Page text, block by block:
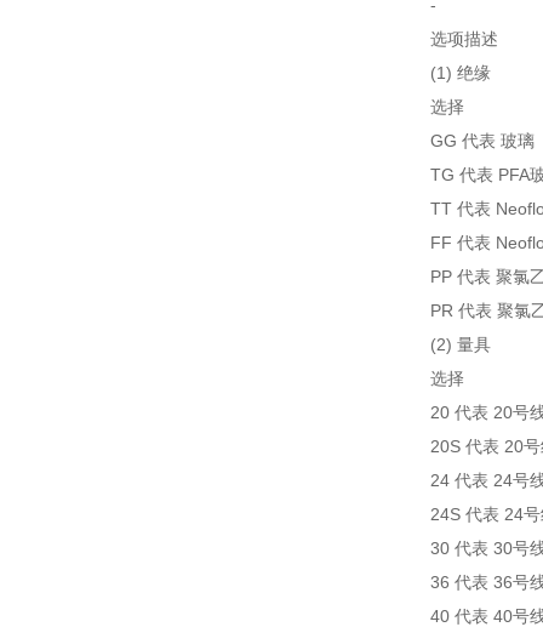
-
选项描述
(1) 绝缘
选择
GG 代表 玻璃
TG 代表 PFA
TT 代表
FF 代表
PP 代表 聚氯
PR 代表 聚氯
(2) 量具
选择
20 代表 20号
20S 代表 20
24 代表 24号
24S 代表 24
30 代表 30号
36 代表 36号
40 代表 40号